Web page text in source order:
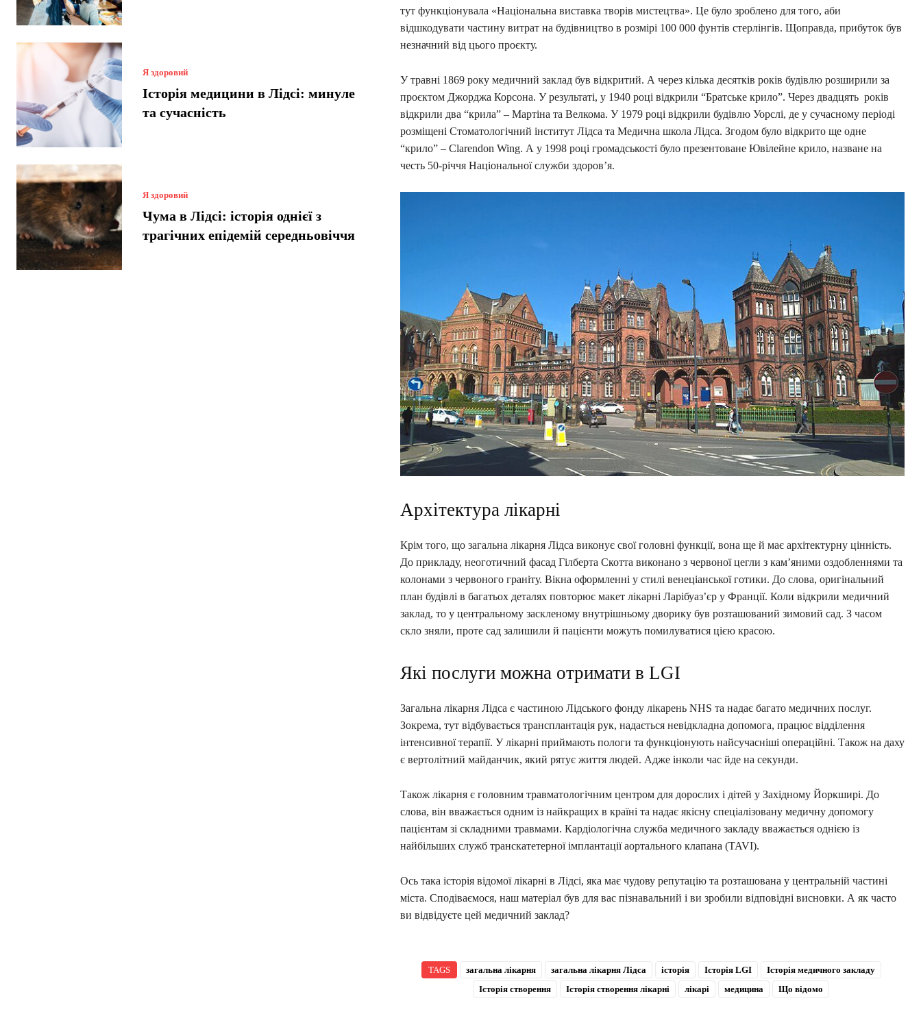
Я здоровий
Історія медицини в Лідсі: минуле
та сучасність
Я здоровий
Чума в Лідсі: історія однієї з
трагічних епідемій середньовіччя
тут функціонувала «Національна виставка творів мистецтва». Це було зроблено для того, аби
відшкодувати частину витрат на будівництво в розмірі 100 000 фунтів стерлінгів. Щоправда, прибуток був
незначний від цього проєкту.
У травні 1869 року медичний заклад був відкритий. А через кілька десятків років будівлю розширили за
проєктом Джорджа Корсона. У результаті, у 1940 році відкрили “Братське крило”. Через двадцять років
відкрили два “крила” – Мартіна та Велкома. У 1979 році відкрили будівлю Уорслі, де у сучасному періоді
розміщені Стоматологічний інститут Лідса та Медична школа Лідса. Згодом було відкрито ще одне
“крило” – Clarendon Wing. А у 1998 році громадськості було презентоване Ювілейне крило, назване на
честь 50-річчя Національної служби здоров’я.
Архітектура лікарні
Крім того, що загальна лікарня Лідса виконує свої головні функції, вона ще й має архітектурну цінність.
До прикладу, неоготичний фасад Гілберта Скотта виконано з червоної цегли з кам’яними оздобленнями та
колонами з червоного граніту. Вікна оформленні у стилі венеціанської готики. До слова, оригінальний
план будівлі в багатьох деталях повторює макет лікарні Ларібуаз’єр у Франції. Коли відкрили медичний
заклад, то у центральному заскленому внутрішньому дворику був розташований зимовий сад. З часом
скло зняли, проте сад залишили й пацієнти можуть помилуватися цією красою.
Які послуги можна отримати в LGI
Загальна лікарня Лідса є частиною Лідського фонду лікарень NHS та надає багато медичних послуг.
Зокрема, тут відбувається трансплантація рук, надається невідкладна допомога, працює відділення
інтенсивної терапії. У лікарні приймають пологи та функціонують найсучасніші операційні. Також на даху
є вертолітний майданчик, який рятує життя людей. Адже інколи час йде на секунди.
Також лікарня є головним травматологічним центром для дорослих і дітей у Західному Йоркширі. До
слова, він вважається одним із найкращих в країні та надає якісну спеціалізовану медичну допомогу
пацієнтам зі складними травмами. Кардіологічна служба медичного закладу вважається однією із
найбільших служб транскатетерної імплантації аортального клапана (TAVI).
Ось така історія відомої лікарні в Лідсі, яка має чудову репутацію та розташована у центральній частині
міста. Сподіваємося, наш матеріал був для вас пізнавальний і ви зробили відповідні висновки. А як часто
ви відвідуєте цей медичний заклад?
TAGS загальна лікарня загальна лікарня Лідса історія Історія LGI
Історія медичного закладу
Історія створення
Історія створення лікарні лікарі медицина Що відомо